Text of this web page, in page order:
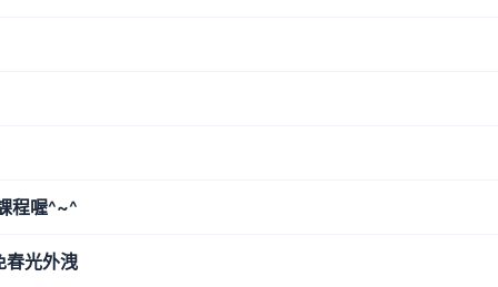
程喔^~^
春光外洩